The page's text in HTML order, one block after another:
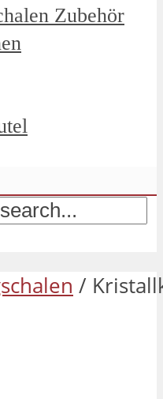
Zubehör
/